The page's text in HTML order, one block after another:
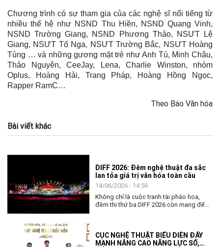
Chương trình có sự tham gia của các nghệ sĩ nổi tiếng từ
nhiều thế hệ như NSND Thu Hiền, NSND Quang Vinh,
NSND Trường Giang, NSND Phương Thảo, NSƯT Lệ
Giang, NSƯT Tố Nga, NSƯT Trường Bắc, NSƯT Hoàng
Tùng … và những gương mặt trẻ như Anh Tú, Minh Châu,
Thảo Nguyên, CeeJay, Lena, Charlie Winston, nhóm
Oplus, Hoàng Hải, Trang Pháp, Hoàng Hồng Ngọc,
Rapper RamC…
Theo Báo Văn hóa
Bài viết khác
DIFF 2026: Đêm nghệ thuật đa sắc
lan tỏa giá trị văn hóa toàn cầu
14/06/2026 - 14:56
Không chỉ là cuộc tranh tài pháo hoa,
đêm thi thứ ba DIFF 2026 còn mang đến
CỤC NGHỆ THUẬT BIỂU DIỄN ĐẨY
MẠNH NÂNG CAO NĂNG LỰC SỐ,